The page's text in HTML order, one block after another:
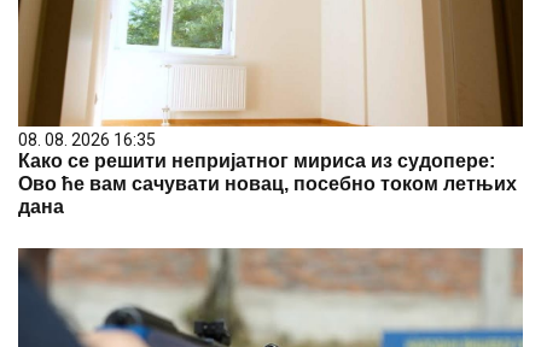
08. 08. 2026 16:35
Како се решити непријатног мириса из судопере:
Ово ће вам сачувати новац, посебно током летњих
дана